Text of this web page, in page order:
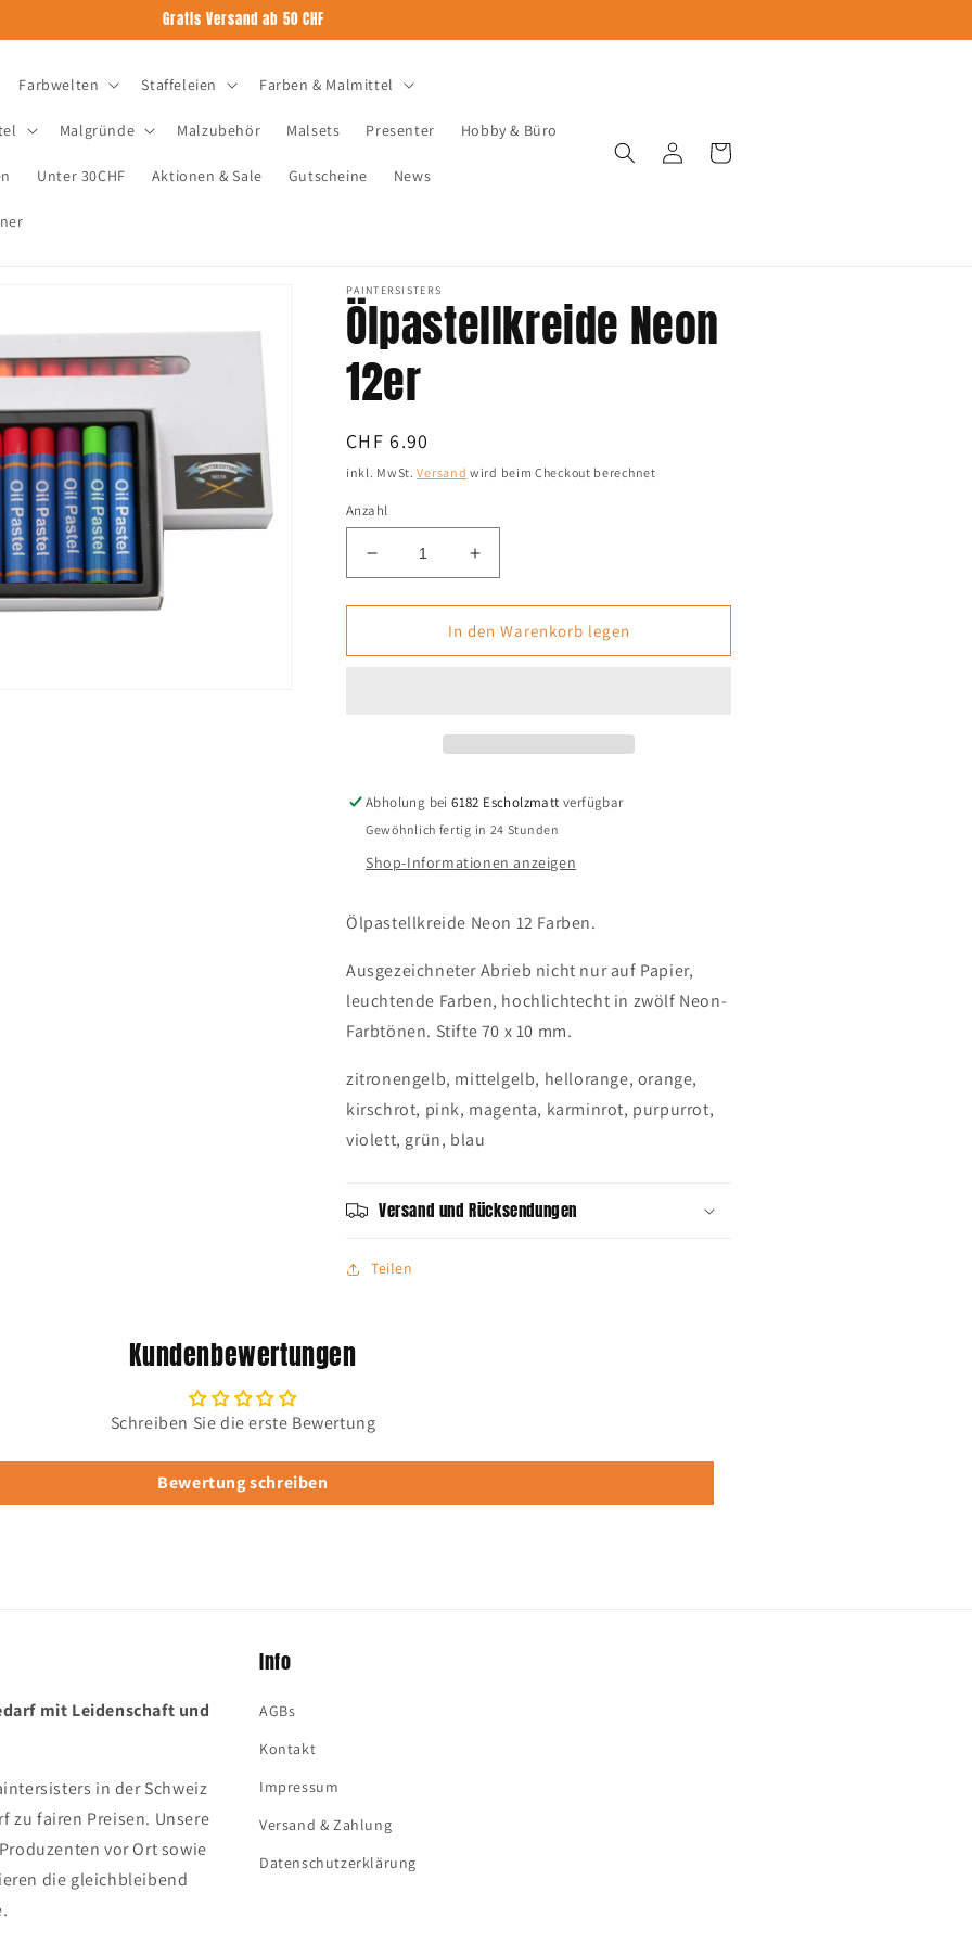
Gratis Versand ab 50 CHF
Farbwelten Staffeleien Farben & Malmittel
Malgründe Malzubehör Malsets Presenter Hobby & Büro
Unter 30CHF Aktionen & Sale Gutscheine News
EinloggenWarenkorb
PAINTERSISTERS
Ölpastellkreide Neon
12er
Normaler
Preis
CHF 6.90
inkl. MwSt.Versand wird beim Checkout berechnet
Anzahl
Verringere
die
Menge
Ölpastellkreide
Erhöhe
die
Menge
für
Ölpastellkreide
In den Warenkorb legen
Abholung bei6182 Escholzmatt verfügbar
Gewöhnlich fertig in 24 Stunden
Shop-Informationen anzeigen
Ölpastellkreide Neon 12 Farben.
Ausgezeichneter Abrieb nicht nur auf Papier,
leuchtende Farben, hochlichtecht in zwölf Neon-
Farbtönen. Stifte 70 x 10 mm.
zitronengelb, mittelgelb, hellorange, orange,
kirschrot, pink, magenta, karminrot, purpurrot,
violett, grün, blau
Versand und Rücksendungen
Teilen
Kundenbewertungen
Schreiben Sie die erste Bewertung
Bewertung schreiben
mit Leidenschaft und
in der Schweiz
zu fairen Preisen. Unsere
vor Ort sowie
die gleichbleibend
Info
AGBs
Kontakt
Impressum
Versand & Zahlung
Datenschutzerklärung